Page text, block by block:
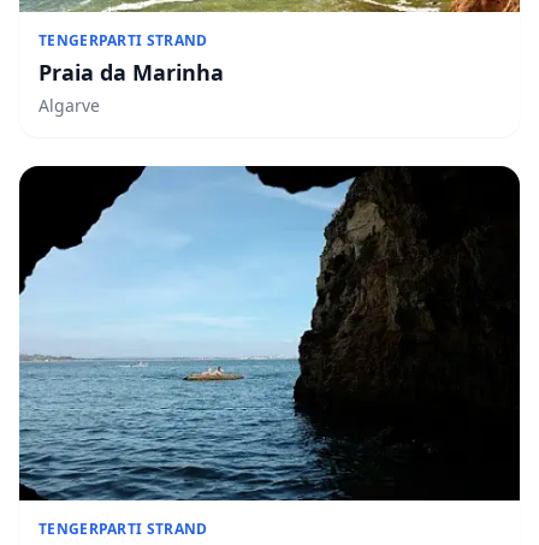
TENGERPARTI STRAND
Praia da Marinha
Algarve
TENGERPARTI STRAND